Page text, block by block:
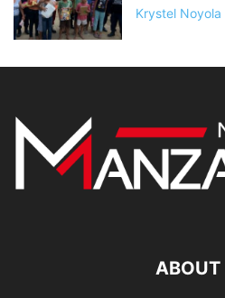
Krystel Noyola
ABOUT